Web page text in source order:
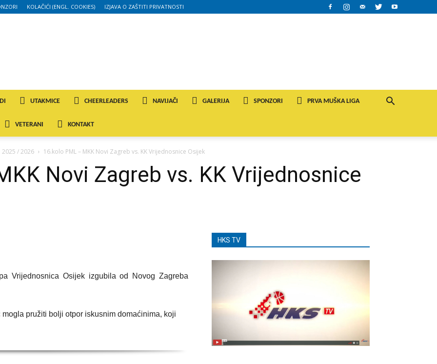
KOLAČIĆI (ENGL. COOKIES) IZJAVA O ZAŠTITI PRIVATNOSTI
UTAKMICE CHEERLEADERS NAVIJAČI GALERIJA SPONZORI PRVA MUŠKA LIGA
VETERANI KONTAKT
2025 / 2026 16.kolo PML – MKK Novi Zagreb vs. KK Vrijednosnice Osijek
Novi Zagreb vs. KK Vrijednosnice
Vrijednosnica Osijek izgubila od Novog Zagreba
pružiti bolji otpor iskusnim domaćinima, koji
HKS TV